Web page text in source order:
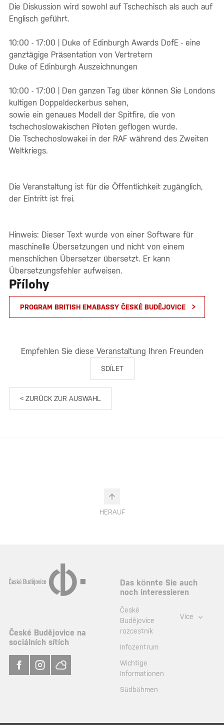
Die Diskussion wird sowohl auf Tschechisch als auch auf
Englisch geführt.
10:00 - 17:00 | Duke of Edinburgh Awards DofE - eine
ganztägige Präsentation von Vertretern
Duke of Edinburgh Auszeichnungen
10:00 - 17:00 | Den ganzen Tag über können Sie Londons
kultigen Doppeldeckerbus sehen,
sowie ein genaues Modell der Spitfire, die von
tschechoslowakischen Piloten geflogen wurde.
Die Tschechoslowakei in der RAF während des Zweiten
Weltkriegs.
Die Veranstaltung ist für die Öffentlichkeit zugänglich,
der Eintritt ist frei.
Hinweis: Dieser Text wurde von einer Software für
maschinelle Übersetzungen und nicht von einem
menschlichen Übersetzer übersetzt. Er kann
Übersetzungsfehler aufweisen.
Přílohy
PROGRAM BRITISH EMABASSY ČESKÉ BUDĚJOVICE
Empfehlen Sie diese Veranstaltung Ihren Freunden
SDÍLET
< ZURÜCK ZUR AUSWAHL
HERAUF
České Budějovice na
sociálních sítích
Das könnte Sie auch
noch interessieren
České
Budějovice
rozcestník
Infozentrum
Wichtige
Informationen
Südböhmen
Více